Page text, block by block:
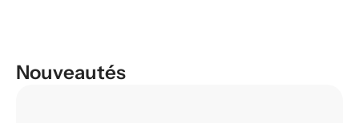
Nouveautés